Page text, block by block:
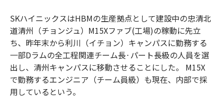
SKハイニックスはHBMの生産拠点として建設中の忠清北
道清州（チョンジュ）M15Xファブ(工場)の稼動に先立
ち、昨年末から利川（イチョン）キャンパスに勤務する
一部Dラムの全工程関連チーム長·パート長級の人員を選
出し、清州キャンパスに移動させることにした。 M15X
で勤務するエンジニア（チーム員級）も現在、内部で採
用しているという。